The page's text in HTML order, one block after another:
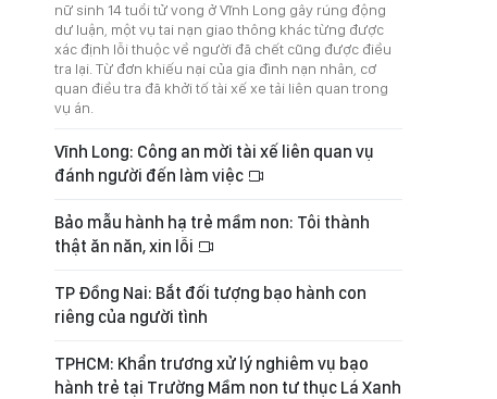
nữ sinh 14 tuổi tử vong ở Vĩnh Long gây rúng động
dư luận, một vụ tai nạn giao thông khác từng được
xác định lỗi thuộc về người đã chết cũng được điều
tra lại. Từ đơn khiếu nại của gia đình nạn nhân, cơ
quan điều tra đã khởi tố tài xế xe tải liên quan trong
vụ án.
Vĩnh Long: Công an mời tài xế liên quan vụ
đánh người đến làm việc
Bảo mẫu hành hạ trẻ mầm non: Tôi thành
thật ăn năn, xin lỗi
TP Đồng Nai: Bắt đối tượng bạo hành con
riêng của người tình
TPHCM: Khẩn trương xử lý nghiêm vụ bạo
hành trẻ tại Trường Mầm non tư thục Lá Xanh